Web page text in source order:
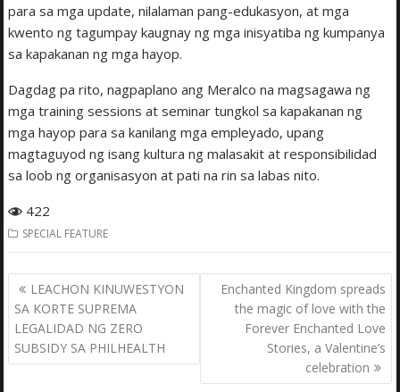
para sa mga update, nilalaman pang-edukasyon, at mga
kwento ng tagumpay kaugnay ng mga inisyatiba ng kumpanya
sa kapakanan ng mga hayop.
Dagdag pa rito, nagpaplano ang Meralco na magsagawa ng
mga training sessions at seminar tungkol sa kapakanan ng
mga hayop para sa kanilang mga empleyado, upang
magtaguyod ng isang kultura ng malasakit at responsibilidad
sa loob ng organisasyon at pati na rin sa labas nito.
422
SPECIAL FEATURE
Post
navigation
LEACHON KINUWESTYON
SA KORTE SUPREMA
LEGALIDAD NG ZERO
SUBSIDY SA PHILHEALTH
Enchanted Kingdom spreads
the magic of love with the
Forever Enchanted Love
Stories, a Valentine’s
celebration